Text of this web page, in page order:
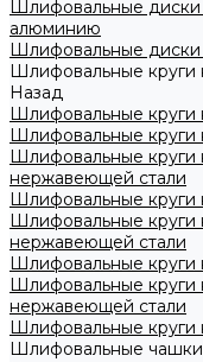
Шлифовальные
алюминию
Шлифовальные диски
Шлифовальные круги
Назад
Шлифовальные круги
Шлифовальные круги
Шлифовальные круги
нержавеющей стали
Шлифовальные круги
Шлифовальные круги
нержавеющей стали
Шлифовальные круги
Шлифовальные круги
нержавеющей стали
Шлифовальные круги
Шлифовальные чашки